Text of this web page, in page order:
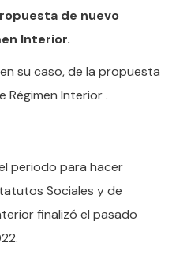
de nuevo
Interior.
su caso, de la propuesta
Régimen Interior .
periodo para hacer
Sociales y de
finalizó el pasado